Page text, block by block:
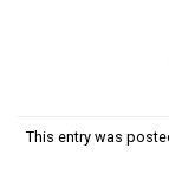
This entry was